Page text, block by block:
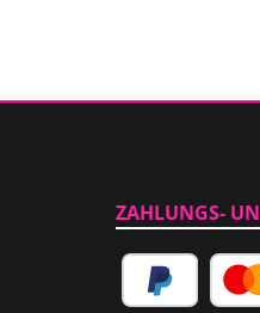
ZAHLUNGS-